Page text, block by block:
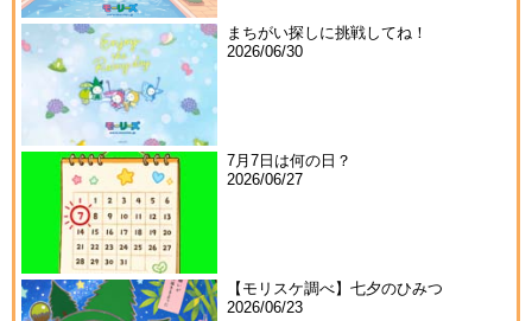
まちがい探しに挑戦してね！
2026/06/30
7月7日は何の日？
2026/06/27
【モリスケ調べ】七夕のひみつ
2026/06/23